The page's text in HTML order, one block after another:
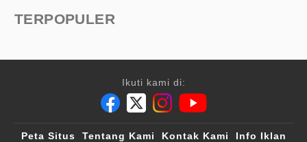
TERPOPULER
Ikuti kami di:
Peta Situs Tentang Kami Kontak Kami
Info Iklan